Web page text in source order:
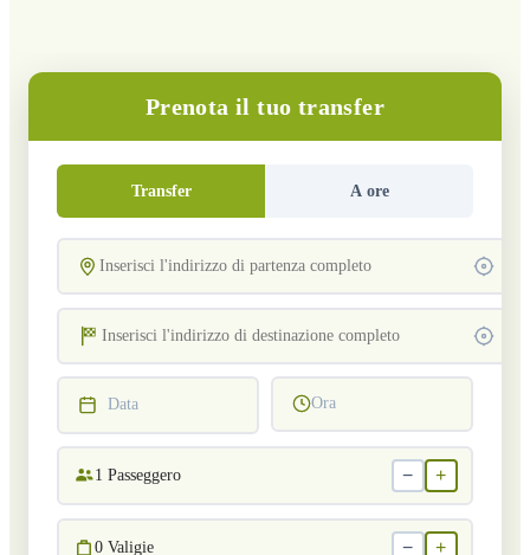
Prenota il tuo transfer
Transfer A ore
Data Ora
1 Passeggero − +
0 Valigie − +